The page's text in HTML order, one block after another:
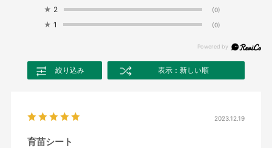
★ 2 (0)
★ 1 (0)
絞り込み 表示：新しい順
2023.12.19
育苗シート